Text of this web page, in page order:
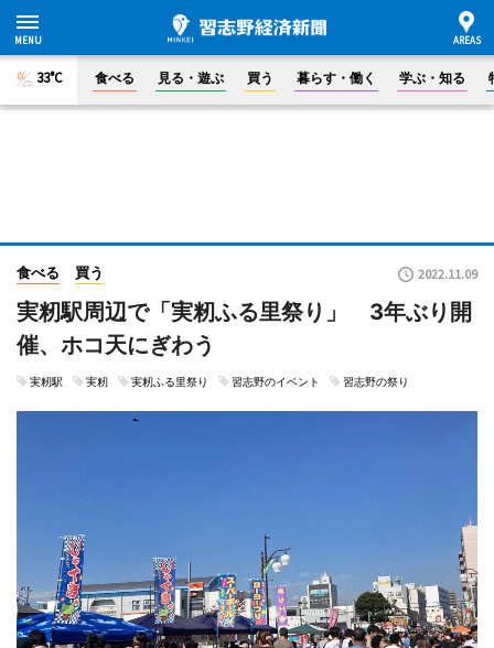
33°C 食べる 見る・遊ぶ 買う 暮らす・働く 学ぶ・知る
食べる 買う 2022.11.09
実籾駅周辺で「実籾ふる里祭り」 3年ぶり開
催、ホコ天にぎわう
実籾駅 実籾 実籾ふる里祭り 習志野のイベント 習志野の祭り